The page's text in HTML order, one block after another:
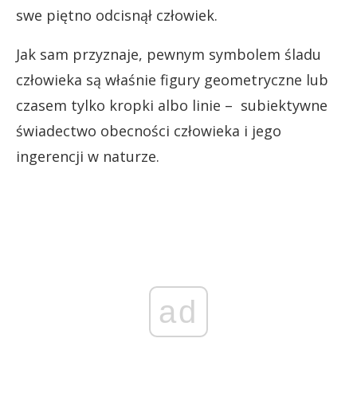
swe piętno odcisnął człowiek.
Jak sam przyznaje, pewnym symbolem śladu
człowieka są właśnie figury geometryczne lub
czasem tylko kropki albo linie – subiektywne
świadectwo obecności człowieka i jego
ingerencji w naturze.
ad